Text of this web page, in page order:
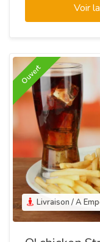
Voir
Livraison / A
Ouvert